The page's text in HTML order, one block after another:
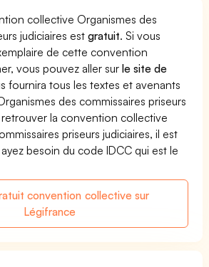
collective Organismes des
judiciaires estgratuit. Si vous
de cette convention
vous pouvez aller surle site de
fournira tous les textes et avenants
des commissaires priseurs
la convention collective
priseurs judiciaires, il est
besoin du code IDCC qui est le
convention collective sur
Légifrance